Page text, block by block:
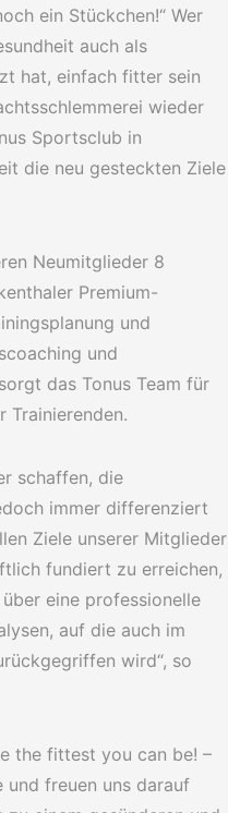
ein Stückchen!“ Wer
auch als
hat, einfach fitter sein
wieder
Sportsclub in
die neu gesteckten Ziele
Neumitglieder 8
Premium-
und
und
das Tonus Team für
Trainierenden.
schaffen, die
immer differenziert
Ziele unserer Mitglieder
fundiert zu erreichen,
eine professionelle
auf die auch im
wird“, so
the fittest you can be! –
und freuen uns darauf